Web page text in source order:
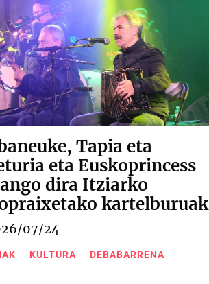
Tapia eta
eta Euskoprincess
dira Itziarko
kartelburuak
07/24
KULTURA DEBABARRENA